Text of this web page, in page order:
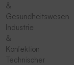
&
Gesundheitswesen
Industrie
&
Konfektion
Technischer